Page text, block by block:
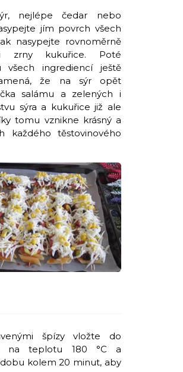
nejlépe čedar nebo
jím povrch všech
nasypejte rovnoměrně
zrny kukuřice. Poté
všech ingrediencí ještě
že na sýr opět
salámu a zelených i
sýra a kukuřice již ale
tomu vznikne krásný a
každého těstovinového
špízy vložte do
na teplotu 180 °C a
kolem 20 minut, aby